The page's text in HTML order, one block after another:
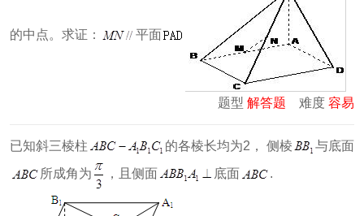
的中点。求证： 平面
题型 解答题 难度 容易
已知斜三棱柱 的各棱长均为2， 侧棱
与底面
所成角为
，且侧面 底面 .